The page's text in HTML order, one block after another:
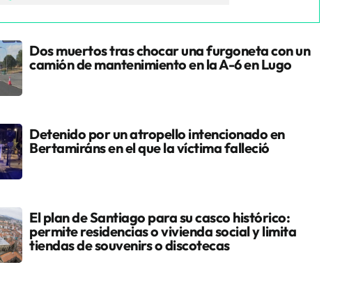
Dos muertos tras chocar una furgoneta con un
camión de mantenimiento en la A-6 en Lugo
Detenido por un atropello intencionado en
Bertamiráns en el que la víctima falleció
El plan de Santiago para su casco histórico:
permite residencias o vivienda social y limita
tiendas de souvenirs o discotecas